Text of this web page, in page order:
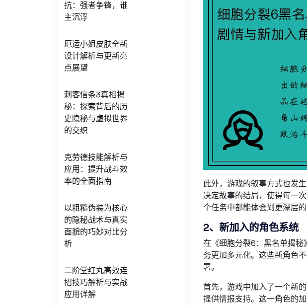
抗：强者争锋，谁
主沉浮
厄运小姐皮肤全新
设计解析与更新亮
点展望
刺客信条3真相揭
秘：探索背后的历
史隐秘与虚拟世界
的交织
克劳德技能解析与
应用：提升战斗效
率的全面指南
以粗糙伪装为核心
的隐秘战术与真实
面貌的巧妙对比分
析
二阶堂红丸高效连
招技巧解析与实战
应用详解
此外，游戏的叙事方式也发
决定故事的结局，使得每一
个任务中都能体会到更深层的
2、新加入的角色系统
在《细胞分裂6：黑名单揭秘
务更加多元化。这些新角色
署。
首先，游戏中加入了一个新
提供情报支持。这一角色的